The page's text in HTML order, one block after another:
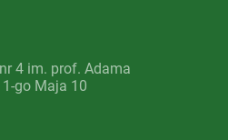
4 im. prof. Adama
go Maja 10